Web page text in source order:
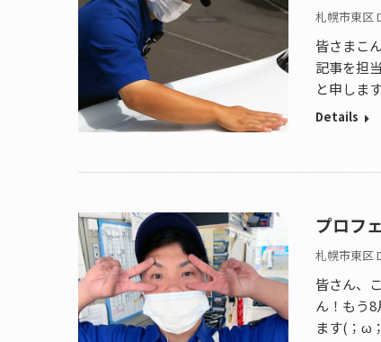
札幌市東区
皆さまこ
記事を担
と申しま
Details
プロフ
札幌市東区
皆さん、
ん！もう
ます(；ω